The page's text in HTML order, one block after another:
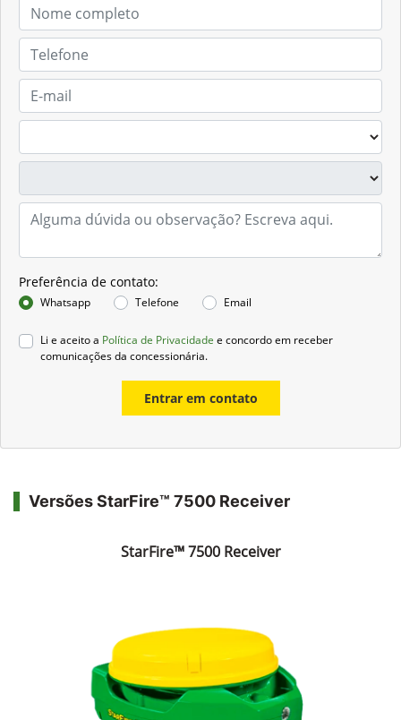
Preferência de contato:
Whatsapp Telefone Email
Li e aceito a Política de Privacidade e concordo em receber
comunicações da concessionária.
Entrar em contato
Versões StarFire™ 7500 Receiver
StarFire™ 7500 Receiver